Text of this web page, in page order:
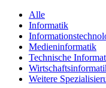
Alle
Informatik
Medieninformatik
Technische
Weitere